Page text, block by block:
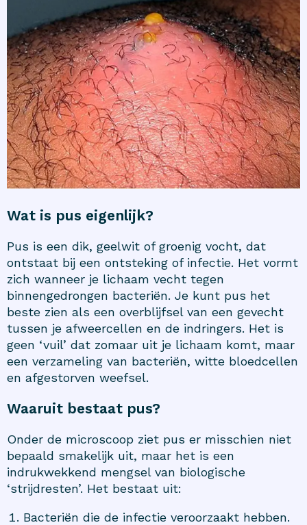
Wat is pus eigenlijk?
Pus is een dik, geelwit of groenig vocht, dat
ontstaat bij een ontsteking of infectie. Het vormt
zich wanneer je lichaam vecht tegen
binnengedrongen bacteriën. Je kunt pus het
beste zien als een overblijfsel van een gevecht
tussen je afweercellen en de indringers. Het is
geen ‘vuil’ dat zomaar uit je lichaam komt, maar
een verzameling van bacteriën, witte bloedcellen
en afgestorven weefsel.
Waaruit bestaat pus?
Onder de microscoop ziet pus er misschien niet
bepaald smakelijk uit, maar het is een
indrukwekkend mengsel van biologische
‘strijdresten’. Het bestaat uit:
Bacteriën die de infectie veroorzaakt hebben.